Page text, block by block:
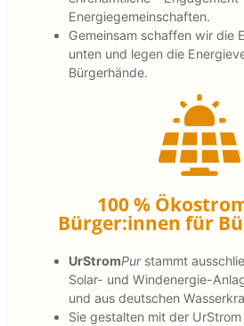
Energiegemeinschaften.
Gemeinsam schaffen wir die
unten und legen die
Bürgerhände.
100 %
Bürger:innen für
UrStromPurstammt
Solar- und Windenergie-
und aus deutschen
Sie gestalten mit der UrStrom